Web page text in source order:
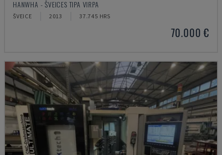
HANWHA - ŠVEICES TIPA VIRPA
ŠVEICE 2013 37.745 HRS
70.000 €